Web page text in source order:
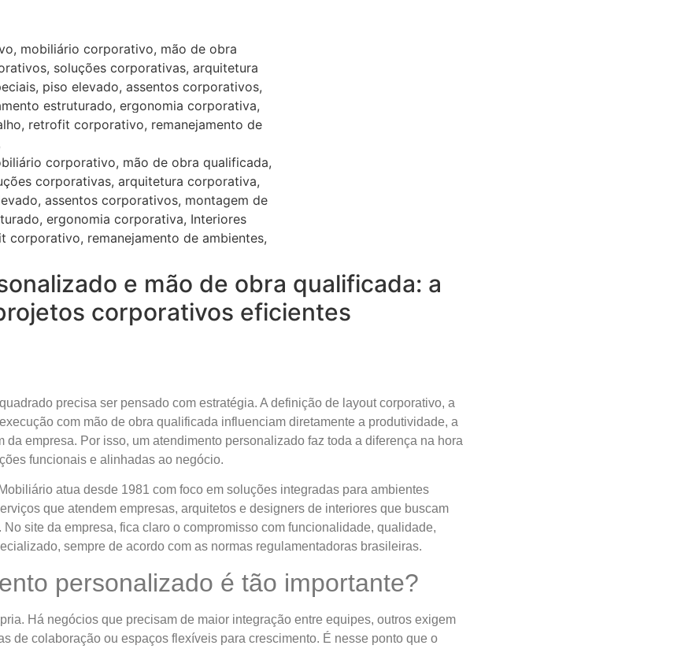
mobiliário corporativo, mão de obra
soluções corporativas, arquitetura
piso elevado, assentos corporativos,
estruturado, ergonomia corporativa,
retrofit corporativo, remanejamento de
e mão de obra qualificada: a
corporativos eficientes
precisa ser pensado com estratégia. A definição de layout corporativo, a
com mão de obra qualificada influenciam diretamente a produtividade, a
empresa. Por isso, um atendimento personalizado faz toda a diferença na hora
funcionais e alinhadas ao negócio.
atua desde 1981 com foco em soluções integradas para ambientes
que atendem empresas, arquitetos e designers de interiores que buscam
site da empresa, fica claro o compromisso com funcionalidade, qualidade,
sempre de acordo com as normas regulamentadoras brasileiras.
personalizado é tão importante?
Há negócios que precisam de maior integração entre equipes, outros exigem
de colaboração ou espaços flexíveis para crescimento. É nesse ponto que o